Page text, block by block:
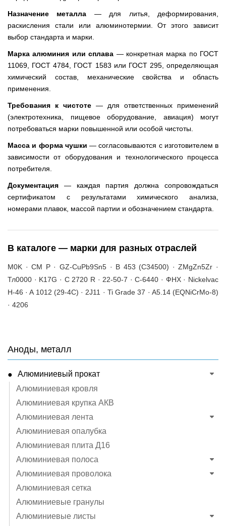
Аноды, металл
Алюминиевый прокат
Алюминиевая кровля
Алюминиевая крупка АКВ
Алюминиевая лента
Алюминиевая опалубка
Алюминиевая плита Д16
Алюминиевая полоса
Алюминиевая проволока
Алюминиевая сетка
Алюминиевые гранулы
Алюминиевые листы
Назначение металла — для литья, деформирования,
раскисления стали или алюминотермии. От этого зависит
выбор стандарта и марки.
Марка алюминия или сплава — конкретная марка по ГОСТ
11069, ГОСТ 4784, ГОСТ 1583 или ГОСТ 295, определяющая
химический состав, механические свойства и область
применения.
Требования к чистоте — для ответственных применений
(электротехника, пищевое оборудование, авиация) могут
потребоваться марки повышенной или особой чистоты.
Масса и форма чушки — согласовываются с изготовителем в
зависимости от оборудования и технологического процесса
потребителя.
Документация — каждая партия должна сопровождаться
сертификатом с результатами химического анализа,
номерами плавок, массой партии и обозначением стандарта.
В каталоге — марки для разных отраслей
M0K · CM P · GZ-CuPb9Sn5 · B 453 (C34500) · ZMgZn5Zr ·
Тл0000 · K17G · C 2720 R · 22-50-7 · C-6440 · ФНХ · Nickelvac
H-46 · A 1012 (29-4C) · 2J11 · Ti Grade 37 · A5.14 (EQNiCrMo-8)
· 4206